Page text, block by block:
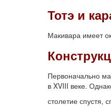
Тотэ и
Макивара имеет
Первоначально
в XVIII веке.
столетие спустя,